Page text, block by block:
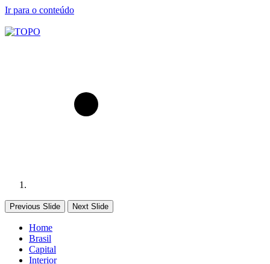
Ir para o conteúdo
Previous Slide Next Slide
Home
Brasil
Capital
Interior